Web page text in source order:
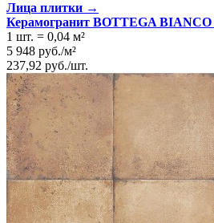
Лица плитки →
Керамогранит BOTTEGA BIANCO
1 шт. = 0,04 м²
5 948 руб./м²
237,92 руб./шт.